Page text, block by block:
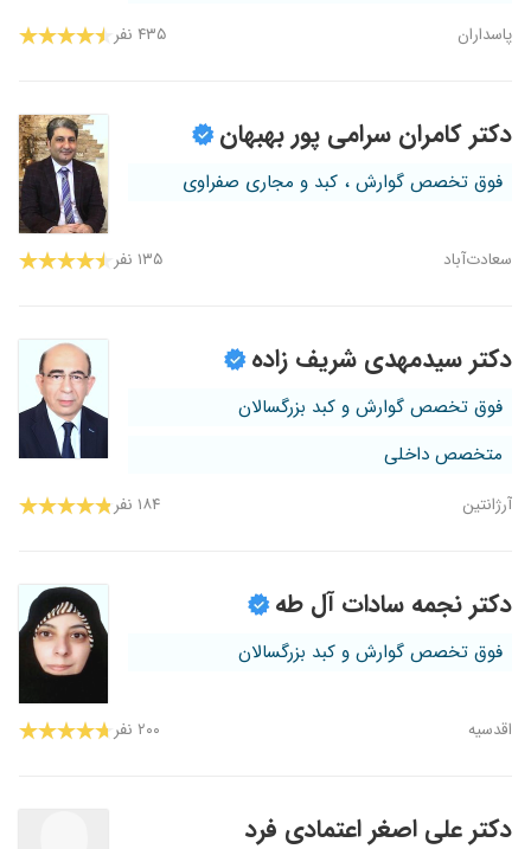
پاسداران ۴۳۵ نفر
دکتر کامران سرامی پور بهبهان
فوق تخصص گوارش ، کبد و مجاری صفراوی
سعادت‌آباد ۱۳۵ نفر
دکتر سیدمهدی شریف زاده
فوق تخصص گوارش و کبد بزرگسالان
متخصص داخلی
آرژانتین ۱۸۴ نفر
دکتر نجمه سادات آل طه
فوق تخصص گوارش و کبد بزرگسالان
اقدسیه ۲۰۰ نفر
دکتر علی اصغر اعتمادی فرد